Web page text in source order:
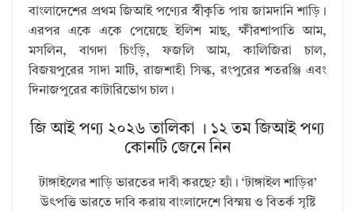
বাংলাদেশের প্রথম জিআই পণ্যের স্বীকৃতি পায় জামদানি শাড়ি।
এরপর একে একে পেয়েছে ইলিশ মাছ, ক্ষীরশাপাতি আম,
মসলিন, বাগদা চিংড়ি, ফজলি আম, কালিজিরা চাল,
বিজয়পুরের সাদা মাটি, রাজশাহী সিল্ক, রংপুরের শতরঞ্জি এবং
দিনাজপুরের কাটারিভোগ চাল।
জি আই পণ্য ২০২৬ তালিকা । ১২ তম জিআই পণ্য
কোনটি জেনে নিন
টাঙ্গাইলের শাড়ি ভারতের দাবী করছে? হ্যাঁ। ‘টাঙ্গাইল শাড়ির’
উৎপত্তি ভারতে দাবি করায় বাংলাদেশে বিস্ময় ও বিতর্ক সৃষ্টি